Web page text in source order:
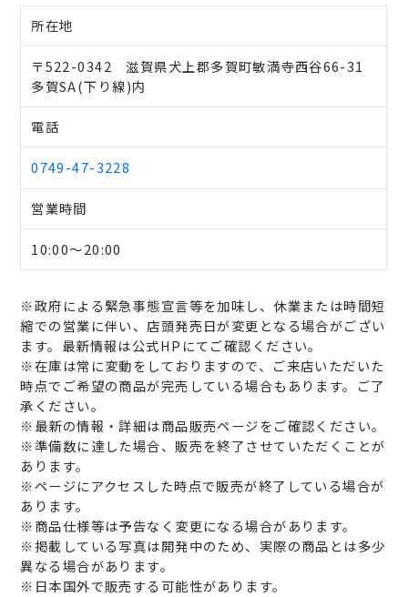
所在地
〒522-0342 滋賀県犬上郡多賀町敏満寺西谷66-31
多賀SA(下り線)内
電話
0749-47-3228
営業時間
10:00～20:00
※政府による緊急事態宣言等を加味し、休業または時間短
縮での営業に伴い、店頭発売日が変更となる場合がござい
ます。最新情報は公式HPにてご確認ください。
※在庫は常に変動をしておりますので、ご来店いただいた
時点でご希望の商品が完売している場合もあります。ご了
承ください。
※最新の情報・詳細は商品販売ページをご確認ください。
※準備数に達した場合、販売を終了させていただくことが
あります。
※ページにアクセスした時点で販売が終了している場合が
あります。
※商品仕様等は予告なく変更になる場合があります。
※掲載している写真は開発中のため、実際の商品とは多少
異なる場合があります。
※日本国外で販売する可能性があります。